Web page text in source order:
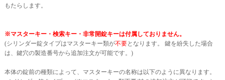
もたらします。
※マスターキー・検索キー・非常開錠キーは付属しておりません。
(シリンダー錠タイプはマスターキー類が不要となります。 鍵を紛失した場合
は、鍵穴の製造番号から追加注文が可能です。)
本体の錠前の種類によって、マスターキーの名称は以下のように異なります。